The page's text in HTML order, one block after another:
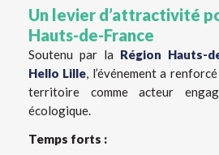
Un levier d’attractivité
Hauts-de-France
Soutenu par la Région Hauts-
Hello Lille, l’événement a
territoire comme acteur
écologique.
Temps forts :